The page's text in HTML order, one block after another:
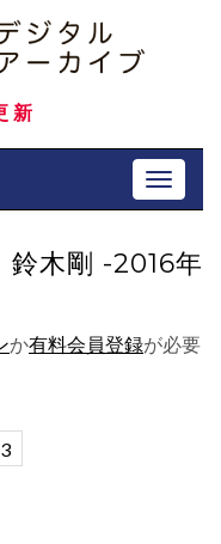
新
Toggle
鈴木剛 -2016年
か有料会員登録が必要
3